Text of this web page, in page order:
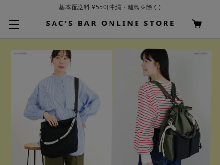
お買い上げ合計¥3,980以上で送料無料